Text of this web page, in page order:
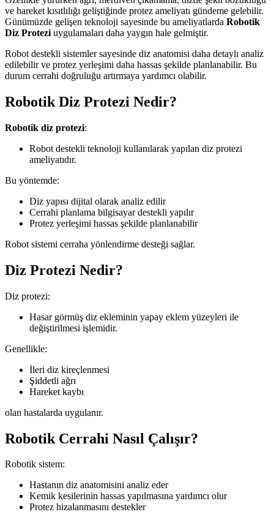
ve hareket kısıtlılığı geliştiğinde protez ameliyatı gündeme gelebilir.
Günümüzde gelişen teknoloji sayesinde bu ameliyatlarda Robotik
Diz Protezi uygulamaları daha yaygın hale gelmiştir.
Robot destekli sistemler sayesinde diz anatomisi daha detaylı analiz
edilebilir ve protez yerleşimi daha hassas şekilde planlanabilir. Bu
durum cerrahi doğruluğu artırmaya yardımcı olabilir.
Robotik Diz Protezi Nedir?
Robotik diz protezi:
Robot destekli teknoloji kullanılarak yapılan diz protezi
ameliyatıdır.
Bu yöntemde:
Diz yapısı dijital olarak analiz edilir
Cerrahi planlama bilgisayar destekli yapılır
Protez yerleşimi hassas şekilde planlanabilir
Robot sistemi cerraha yönlendirme desteği sağlar.
Diz Protezi Nedir?
Diz protezi:
Hasar görmüş diz ekleminin yapay eklem yüzeyleri ile
değiştirilmesi işlemidir.
Genellikle:
İleri diz kireçlenmesi
Şiddetli ağrı
Hareket kaybı
olan hastalarda uygulanır.
Robotik Cerrahi Nasıl Çalışır?
Robotik sistem:
Hastanın diz anatomisini analiz eder
Kemik kesilerinin hassas yapılmasına yardımcı olur
Protez hizalanmasını destekler